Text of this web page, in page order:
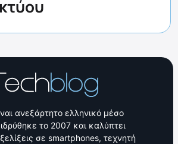
ανεξάρτητο ελληνικό μέσο
το 2007 και καλύπτει
σε smartphones, τεχνητή